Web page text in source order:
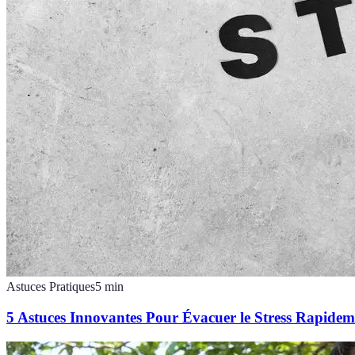
Astuces Pratiques5 min
5 Astuces Innovantes Pour Évacuer le Stress